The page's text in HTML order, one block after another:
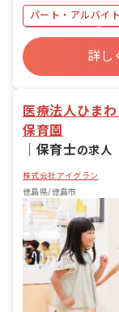
食事・
・集団
の計画
パート・アルバイト
福利厚生充実
有
研修
詳し
医療法人ひま
保育園
保育士の求人
株式会社アイグラン
徳島県/徳島市